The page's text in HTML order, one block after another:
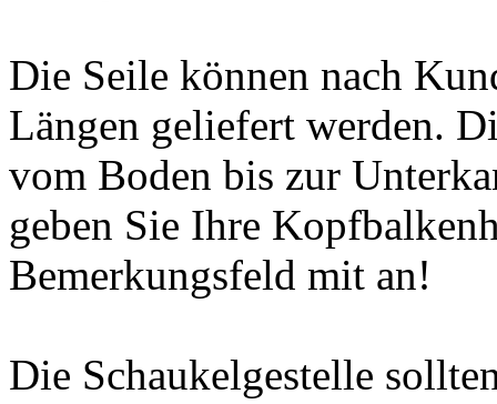
Die Seile können nach
Längen geliefert werden.
vom Boden bis zur
geben Sie Ihre
Bemerkungsfeld mit an!
Die Schaukelgestelle